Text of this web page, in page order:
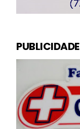
PUBLICIDADE